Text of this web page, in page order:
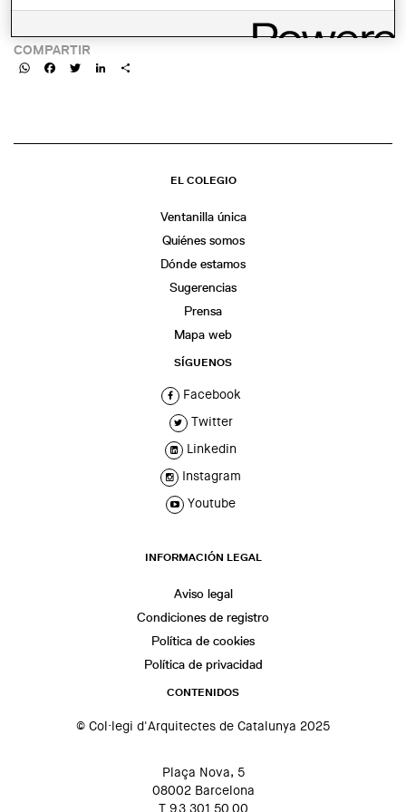
COMPARTIR
WhatsAppFacebookTwitterLinkedIn
EL COLEGIO
Ventanilla única
Quiénes somos
Dónde estamos
Sugerencias
Prensa
Mapa web
SÍGUENOS
Facebook
Twitter
Linkedin
Instagram
Youtube
INFORMACIÓN LEGAL
Aviso legal
Condiciones de registro
Política de cookies
Política de privacidad
CONTENIDOS
© Col·legi d'Arquitectes de Catalunya 2025
Plaça Nova, 5
08002 Barcelona
T 93 301 50 00